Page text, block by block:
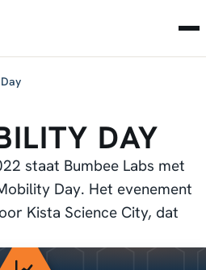
DAY
staat Bumbee Labs met
Day. Het evenement
Kista Science City, dat